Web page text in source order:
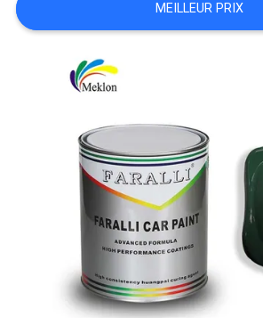
PLAN
POLITIQUE
CONFIDENTIALITÉ
MEILLEUR PRIX